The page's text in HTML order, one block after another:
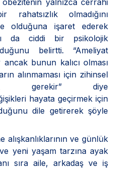
rahatsızlık olmadığını
olduğuna işaret ederek
da ciddi bir psikolojik
belirtti. “Ameliyat
bunun kalıcı olması
alınmaması için zihinsel
gerekir” diye
hayata geçirmek için
dile getirerek şöyle
alışkanlıklarının ve günlük
yeni yaşam tarzına ayak
sıra aile, arkadaş ve iş